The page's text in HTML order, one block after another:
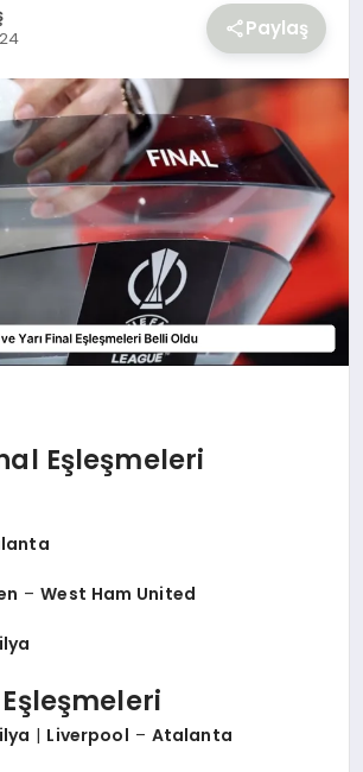
Paylaş
Eşleşmeleri
–West Ham United
| Liverpool – Atalanta